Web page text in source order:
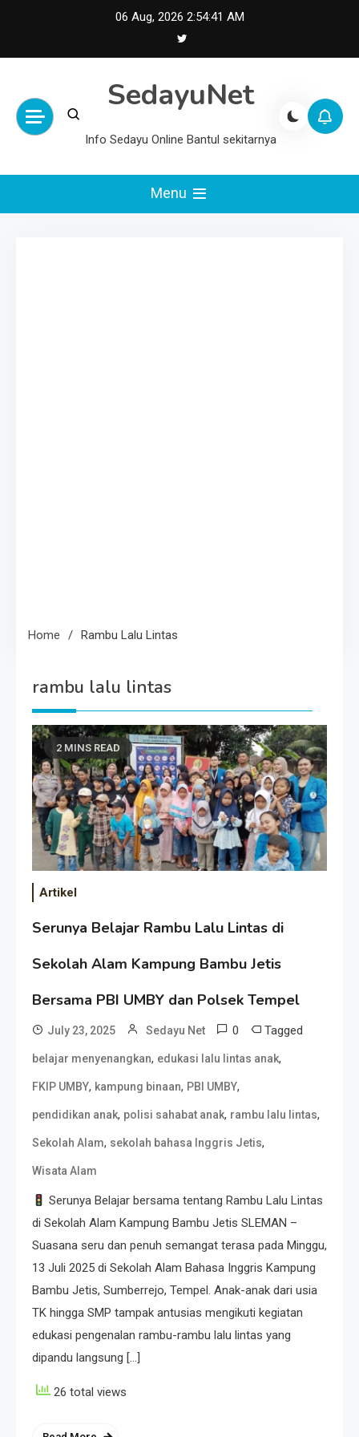
06 Aug, 2026 2:54:42 AM
SedayuNet
Info Sedayu Online Bantul sekitarnya
Menu
Home Rambu Lalu Lintas
rambu lalu lintas
2 MINS READ
Artikel
Serunya Belajar Rambu Lalu Lintas di
Sekolah Alam Kampung Bambu Jetis
Bersama PBI UMBY dan Polsek Tempel
July 23, 2025 Sedayu Net 0 Tagged
belajar menyenangkan, edukasi lalu lintas anak,
FKIP UMBY, kampung binaan, PBI UMBY,
pendidikan anak, polisi sahabat anak, rambu lalu lintas,
Sekolah Alam, sekolah bahasa Inggris Jetis,
Wisata Alam
Serunya Belajar bersama tentang Rambu Lalu Lintas
di Sekolah Alam Kampung Bambu Jetis SLEMAN –
Suasana seru dan penuh semangat terasa pada Minggu,
13 Juli 2025 di Sekolah Alam Bahasa Inggris Kampung
Bambu Jetis, Sumberrejo, Tempel. Anak-anak dari usia
TK hingga SMP tampak antusias mengikuti kegiatan
edukasi pengenalan rambu-rambu lalu lintas yang
dipandu langsung […]
26 total views